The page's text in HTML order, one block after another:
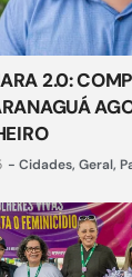
2.0:
- Cidades, Geral,